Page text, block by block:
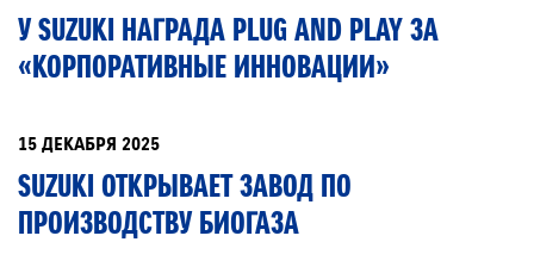
НОВОСТИ
ЗАКАЗАТЬ ЗВОНОК
У SUZUKI НАГРАДА PLUG AND PLAY ЗА
«КОРПОРАТИВНЫЕ ИННОВАЦИИ»
15 ДЕКАБРЯ 2025
SUZUKI ОТКРЫВАЕТ ЗАВОД ПО
ПРОИЗВОДСТВУ БИОГАЗА